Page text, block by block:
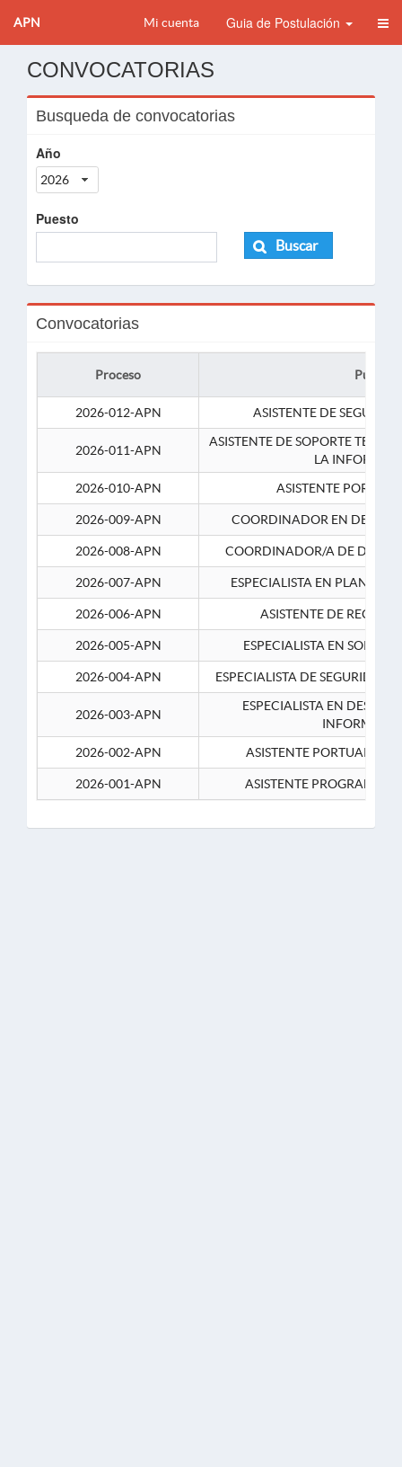
APN Mi cuenta Guia de Postulación
CONVOCATORIAS
Busqueda de convocatorias
Año
2026
Puesto
Buscar
Convocatorias
Proceso Puesto
2026-012-APN ASISTENTE DE
2026-011-APN
ASISTENTE DE SOPORTE
LA
2026-010-APN
ASISTENTE
2026-009-APN COORDINADOR EN
2026-008-APN COORDINADOR/A DE
2026-007-APN ESPECIALISTA EN
2026-006-APN ASISTENTE DE
2026-005-APN ESPECIALISTA EN
2026-004-APN ESPECIALISTA DE SEGURIDAD
2026-003-APN
ESPECIALISTA EN
2026-002-APN
ASISTENTE PORTUARIO 2-
2026-001-APN ASISTENTE